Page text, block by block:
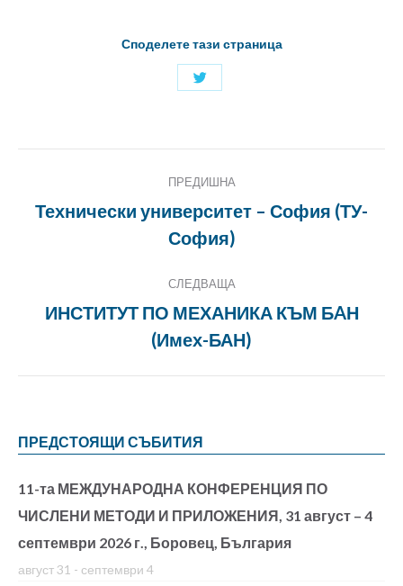
Споделете тази страница
Споделяне
ПРЕДИШНА
Previous
project:
Технически университет – София (ТУ-
София)
СЛЕДВАЩА
Next
project:
ИНСТИТУТ ПО МЕХАНИКА КЪМ БAН
(Имех-БАН)
ПРЕДСТОЯЩИ СЪБИТИЯ
11-та МЕЖДУНАРОДНА КОНФЕРЕНЦИЯ ПО
ЧИСЛЕНИ МЕТОДИ И ПРИЛОЖЕНИЯ, 31 август – 4
септември 2026 г., Боровец, България
август 31 - септември 4